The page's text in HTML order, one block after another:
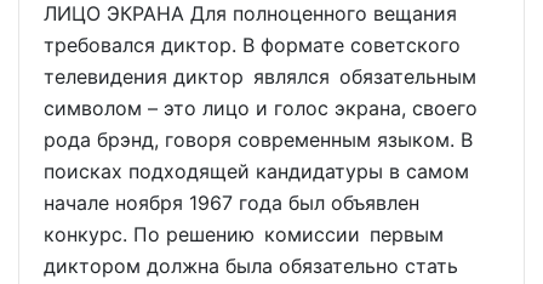
ЛИЦО ЭКРАНА Для полноценного вещания
требовался диктор. В формате советского
телевидения диктор являлся обязательным
символом – это лицо и голос экрана, своего
рода брэнд, говоря современным языком. В
поисках подходящей кандидатуры в самом
начале ноября 1967 года был объявлен
конкурс. По решению комиссии первым
диктором должна была обязательно стать